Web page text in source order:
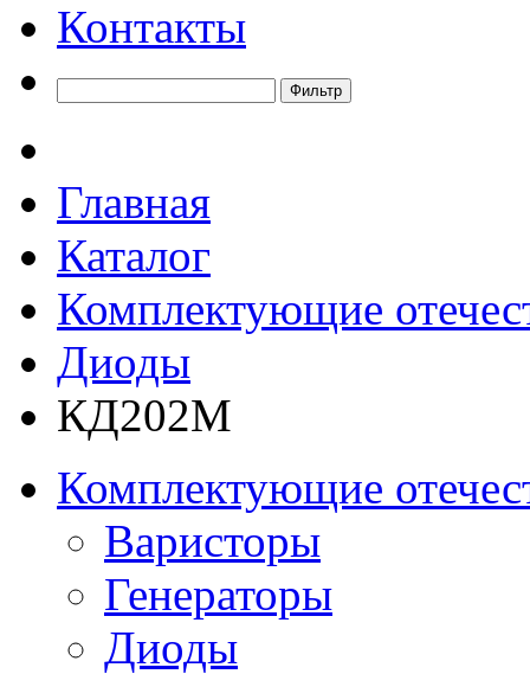
Контакты
Главная
Каталог
Комплектующие
Диоды
КД202М
Комплектующие
Варисторы
Генераторы
Диоды